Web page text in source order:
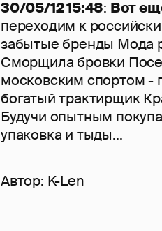
30/05/12 15:48: Вот
переходим к
забытые бренды Мода
Сморщила бровки
московским спортом -
богатый трактирщик
Будучи опытным
упаковка и тыды...
Автор: K-Len